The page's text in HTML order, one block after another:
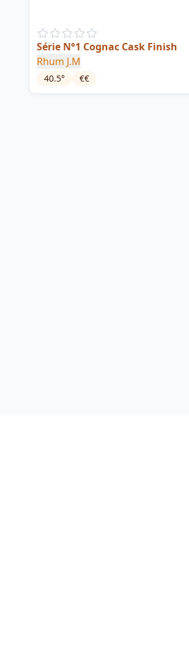
Série N°1 Cognac Cask Finish
Rhum J.M
40.5° €€